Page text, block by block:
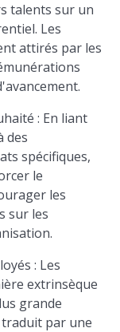
talents sur un
Les
attirés par les
: En liant
des
spécifiques,
le
les
sur les
: Les
extrinsèque
grande
par une